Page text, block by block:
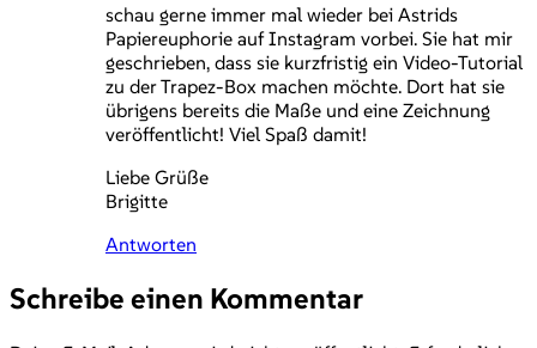
schau gerne immer mal wieder bei Astrids
Papiereuphorie auf Instagram vorbei. Sie hat mir
geschrieben, dass sie kurzfristig ein Video-Tutorial
zu der Trapez-Box machen möchte. Dort hat sie
übrigens bereits die Maße und eine Zeichnung
veröffentlicht! Viel Spaß damit!
Liebe Grüße
Brigitte
Antworten
Schreibe einen Kommentar